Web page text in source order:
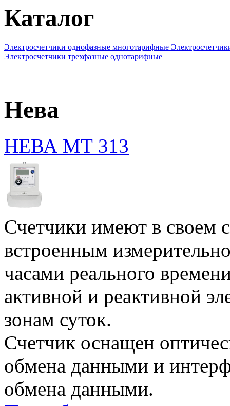
Каталог
Электросчетчики однофазные многотарифные
Электросчетчики трехфазные однотарифные
Нева
НЕВА МТ 313
Счетчики имеют в своем
встроенным
часами реального
активной и реактивной
зонам суток.
Счетчик оснащен
обмена данными и
обмена данными.